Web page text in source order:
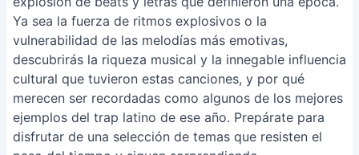
Ya sea la fuerza de ritmos explosivos o la
vulnerabilidad de las melodías más emotivas,
descubrirás la riqueza musical y la innegable influencia
cultural que tuvieron estas canciones, y por qué
merecen ser recordadas como algunos de los mejores
ejemplos del trap latino de ese año. Prepárate para
disfrutar de una selección de temas que resisten el